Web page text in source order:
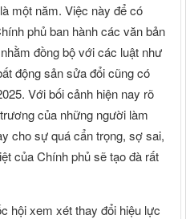
một năm. Việc này để có
phủ ban hành các văn bản
đồng bộ với các luật như
động sản sửa đổi cũng có
Với bối cảnh hiện nay rõ
của những người làm
cho sự quá cẩn trọng, sợ sai,
của Chính phủ sẽ tạo đà rất
hội xem xét thay đổi hiệu lực